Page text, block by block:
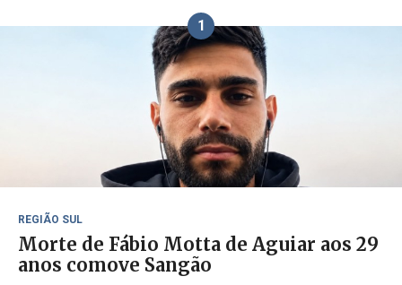
1
REGIÃO SUL
Morte de Fábio Motta de Aguiar aos 29
anos comove Sangão